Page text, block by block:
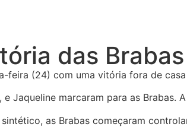
das
feira (24) com uma vitória fora de
Jaqueline marcaram para as
as Brabas começaram